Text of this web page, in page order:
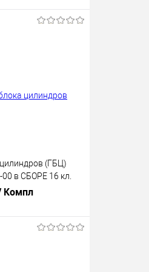
(ГБЦ)
в СБОРЕ 16 кл.
Компл